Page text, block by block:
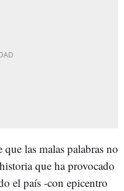
las malas palabras no
que ha provocado
el país -con epicentro